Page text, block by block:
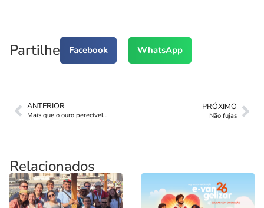
Partilhe Facebook WhatsApp
ANTERIOR
Mais que o ouro perecível…
PRÓXIMO
Não fujas
Relacionados